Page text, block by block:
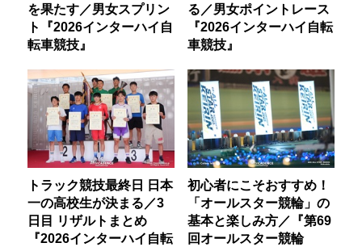
を果たす／男女スプリン
ト『2026インターハイ自
転車競技』
る／男女ポイントレース
『2026インターハイ自転
車競技』
トラック競技最終日 日本
一の高校生が決まる／3
日目 リザルトまとめ
『2026インターハイ自転
初心者にこそおすすめ！
「オールスター競輪」の
基本と楽しみ方／『第69
回オールスター競輪